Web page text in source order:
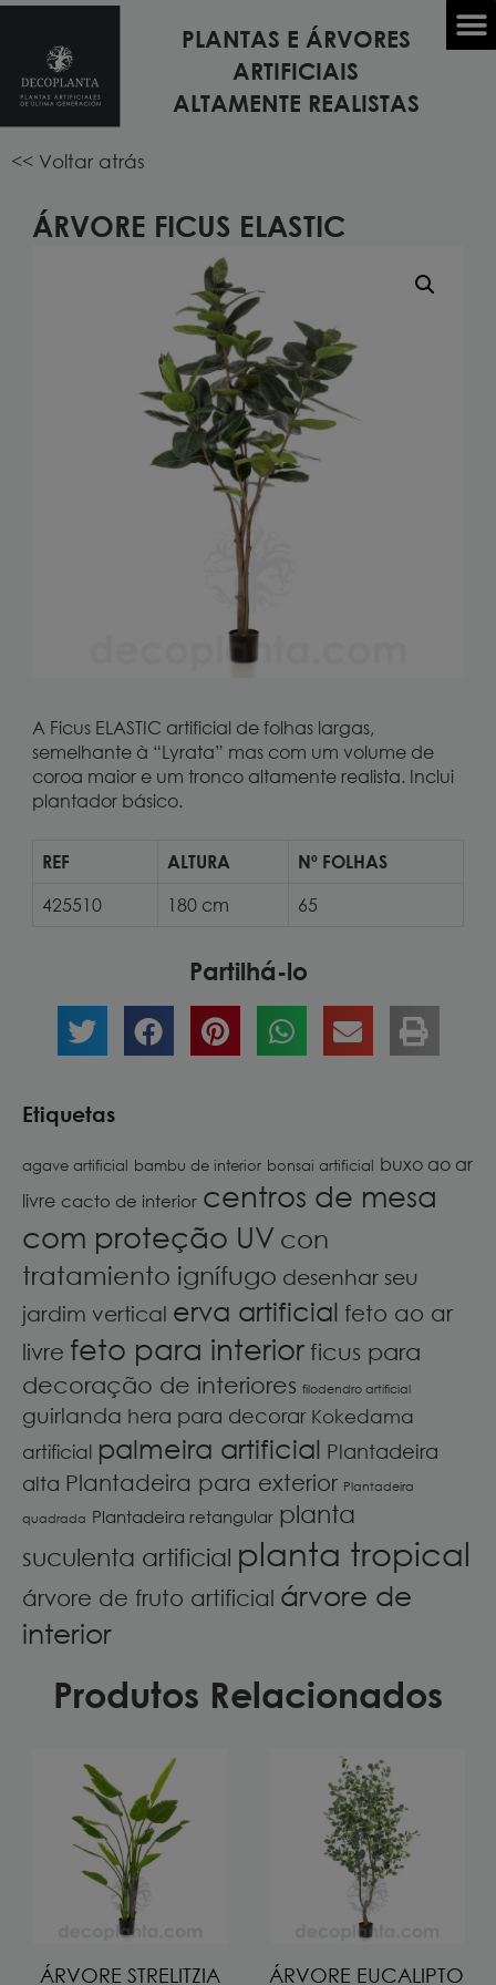
PLANTAS E ÁRVORES
ARTIFICIAIS
ALTAMENTE REALISTAS
Início/PLANTAS ARTIFICIAIS /PLANTAS DE
INTERIORES
/ Árvore FICUS ELASTIC
<< Voltar atrás
ÁRVORE FICUS ELASTIC
A Ficus ELASTIC artificial de folhas largas,
semelhante à “Lyrata” mas com um volume de
coroa maior e um tronco altamente realista. Inclui
plantador básico.
REF ALTURA
Nº FOLHAS
425510
180 cm 65
Partilhá-lo
Etiquetas
agave artificial bambu de interior bonsai artificial buxo ao ar
livre cacto de interior centros de mesa
com proteção UV con
tratamiento ignífugo desenhar seu
jardim vertical erva artificial feto ao ar
livre feto para interior ficus para
decoração de interiores filodendro artificial
guirlanda hera para decorar Kokedama
artificial palmeira artificial Plantadeira
alta Plantadeira para exterior Plantadeira
quadrada Plantadeira retangular planta
suculenta artificial planta tropical
árvore de fruto artificial árvore de
interior
Produtos Relacionados
ÁRVORE STRELITZIA ÁRVORE EUCALIPTO